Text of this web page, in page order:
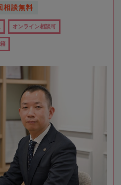
相談無料
オンライン相談可